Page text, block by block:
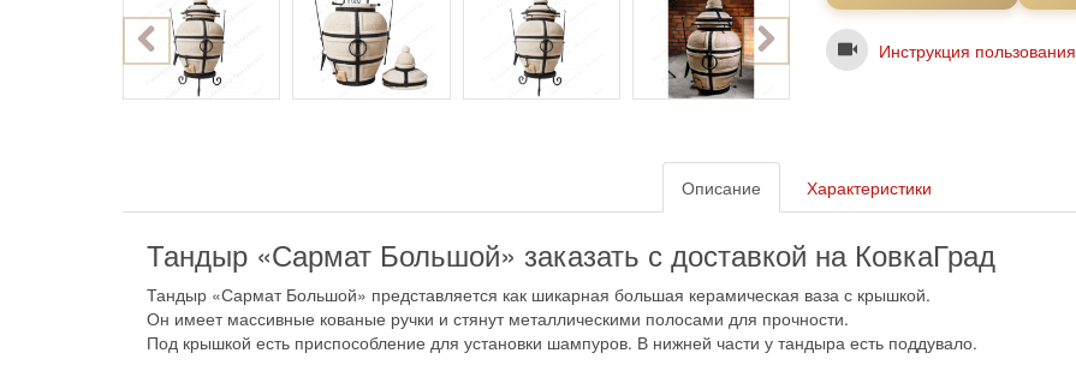
Инструкция пользования
Описание Характеристики
Тандыр «Сармат Большой» заказать с доставкой на КовкаГрад
Тандыр «Сармат Большой» представляется как шикарная большая керамическая ваза с крышкой.
Он имеет массивные кованые ручки и стянут металлическими полосами для прочности.
Под крышкой есть приспособление для установки шампуров. В нижней части у тандыра есть поддувало.